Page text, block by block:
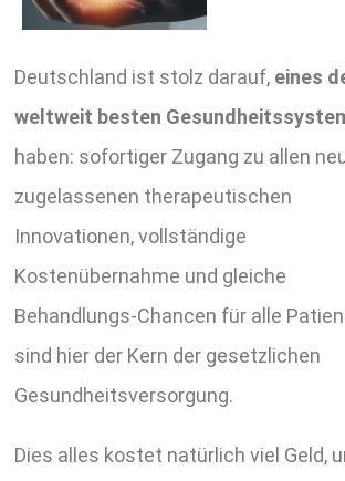
Deutschland ist stolz darauf, eines
weltweit besten
haben: sofortiger Zugang zu allen
zugelassenen therapeutischen
Innovationen, vollständige
Kostenübernahme und gleiche
Behandlungs-Chancen für alle
sind hier der Kern der gesetzlichen
Gesundheitsversorgung.
Dies alles kostet natürlich viel Geld,